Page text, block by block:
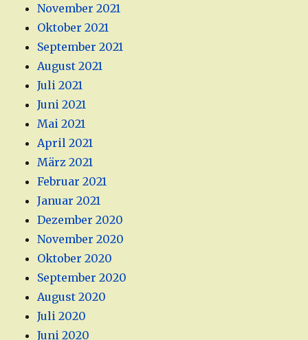
November 2021
Oktober 2021
September 2021
August 2021
Juli 2021
Juni 2021
Mai 2021
April 2021
März 2021
Februar 2021
Januar 2021
Dezember 2020
November 2020
Oktober 2020
September 2020
August 2020
Juli 2020
Juni 2020